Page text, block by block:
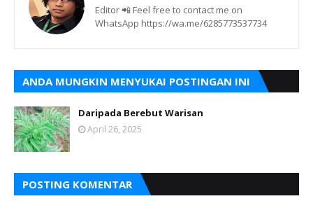
Editor 📲 Feel free to contact me on
WhatsApp https://wa.me/6285773537734
ANDA MUNGKIN MENYUKAI POSTINGAN INI
Daripada Berebut Warisan
April 26, 2025
POSTING KOMENTAR